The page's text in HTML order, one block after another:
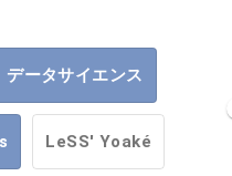
データサイエンス
LeSS' Yoaké